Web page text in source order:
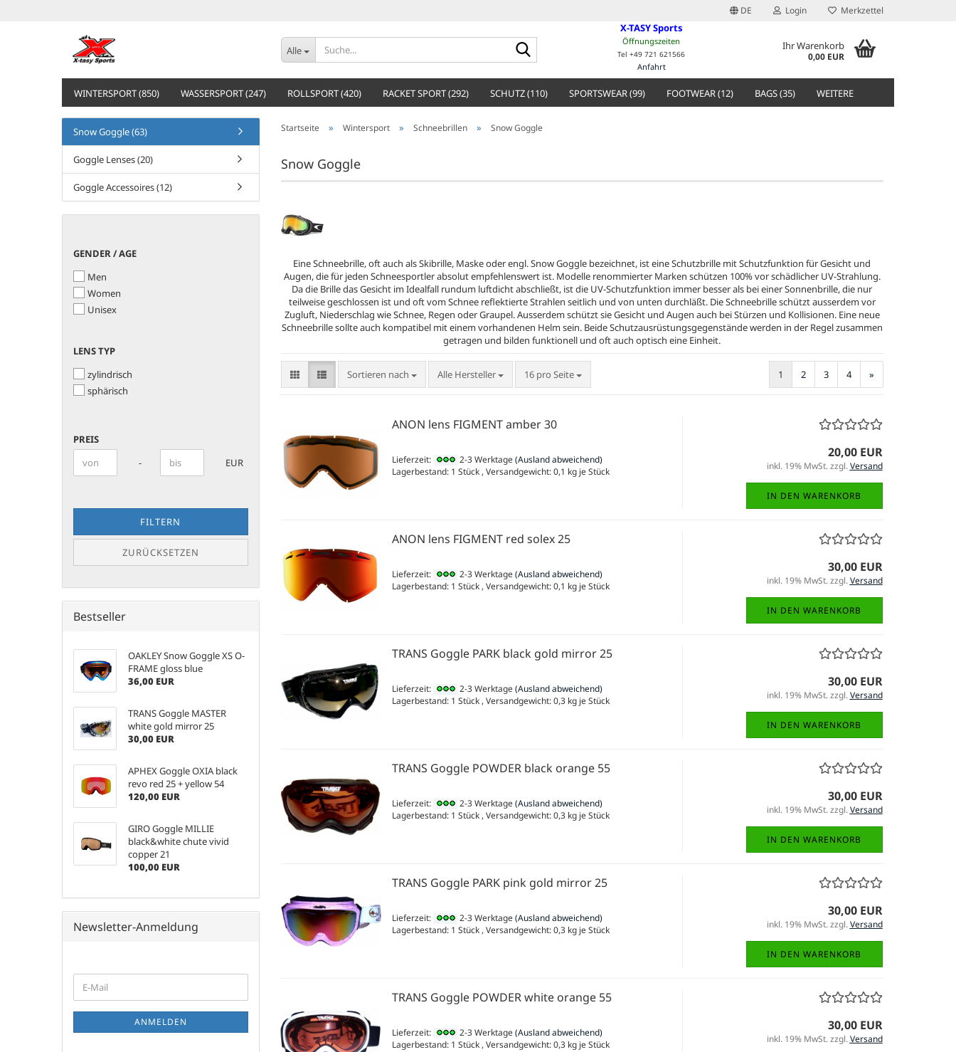
DE Login Merkzettel
Alle
X-TASY Sports
Öffnungszeiten
Tel +49 721 621566
Anfahrt
Ihr Warenkorb
0,00 EUR
WINTERSPORT (850) WASSERSPORT (247) ROLLSPORT (420) RACKET SPORT (292) SCHUTZ (110) SPORTSWEAR (99) FOOTWEAR (12) BAGS (35) WEITERE
Startseite » Wintersport » Schneebrillen » Snow Goggle
Snow Goggle
Eine Schneebrille, oft auch als Skibrille, Maske oder engl. Snow Goggle bezeichnet, ist eine Schutzbrille mit Schutzfunktion für Gesicht und
Augen, die für jeden Schneesportler absolut empfehlenswert ist. Modelle renommierter Marken schützen 100% vor schädlicher UV-Strahlung.
Da die Brille das Gesicht im Idealfall rundum luftdicht abschließt, ist die UV-Schutzfunktion immer besser als bei einer Sonnenbrille, die nur
teilweise geschlossen ist und oft vom Schnee reflektierte Strahlen seitlich und von unten durchläßt. Die Schneebrille schützt ausserdem vor
Zugluft, Niederschlag wie Schnee, Regen oder Graupel. Ausserdem schützt sie Gesicht und Augen auch bei Stürzen und Kollisionen. Eine neue
Schneebrille sollte auch kompatibel mit einem vorhandenen Helm sein. Beide Schutzausrüstungsgegenstände werden in der Regel zusammen
getragen und bilden funktionell und oft auch optisch eine Einheit.
Sortieren nach
Sortieren nach Alle Hersteller 16 pro Seite
pro Seite 1 2 3 4 »
ANON lens FIGMENT amber 30
Lieferzeit: 2-3 Werktage (Ausland abweichend)
Lagerbestand: 1 Stück , Versandgewicht:0,1 kg je Stück
20,00 EUR
inkl. 19% MwSt. zzgl.Versand
IN DEN WARENKORB
ANON lens FIGMENT red solex 25
Lieferzeit: 2-3 Werktage (Ausland abweichend)
Lagerbestand: 1 Stück , Versandgewicht:0,1 kg je Stück
30,00 EUR
inkl. 19% MwSt. zzgl.Versand
IN DEN WARENKORB
TRANS Goggle PARK black gold mirror 25
Lieferzeit: 2-3 Werktage (Ausland abweichend)
Lagerbestand: 1 Stück , Versandgewicht:0,3kg je Stück
30,00 EUR
inkl. 19% MwSt. zzgl.Versand
IN DEN WARENKORB
TRANS Goggle POWDER black orange 55
Lieferzeit: 2-3 Werktage (Ausland abweichend)
Lagerbestand: 1 Stück , Versandgewicht:0,3kg je Stück
30,00 EUR
inkl. 19% MwSt. zzgl.Versand
IN DEN WARENKORB
TRANS Goggle PARK pink gold mirror 25
Lieferzeit: 2-3 Werktage (Ausland abweichend)
Lagerbestand: 1 Stück , Versandgewicht:0,3kg je Stück
30,00 EUR
inkl. 19% MwSt. zzgl.Versand
IN DEN WARENKORB
TRANS Goggle POWDER white orange 55
Lieferzeit: 2-3 Werktage (Ausland abweichend)
Lagerbestand: 1 Stück , Versandgewicht:0,3kg je Stück
30,00 EUR
inkl. 19% MwSt. zzgl.Versand
Snow Goggle (63)
Goggle Lenses (20)
Goggle Accessoires (12)
GENDER
AGE
GENDER / AGE
Men
Women
Unisex
LENS
LENS TYP
zylindrisch
sphärisch
PREIS
Preis bis
- EUR
FILTERN
ZURÜCKSETZEN
Bestseller
OAKLEY Snow Goggle XS O-
FRAME gloss blue
36,00 EUR
TRANS Goggle MASTER
white gold mirror 25
30,00 EUR
APHEX Goggle OXIA black
revo red 25 + yellow 54
120,00 EUR
GIRO Goggle MILLIE
black&white chute vivid
copper 21
100,00 EUR
Newsletter-Anmeldung
ZUR
NEWSLETTER-
E-
Mail
ANMELDEN